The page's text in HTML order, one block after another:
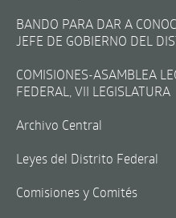
BANDO PARA DAR A
JEFE DE GOBIERNO DEL
COMISIONES-ASAMBLEA
FEDERAL, VII LEGISLATURA
Archivo Central
Leyes del Distrito Federal
Comisiones y Comités